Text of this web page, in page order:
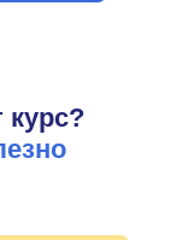
курс?